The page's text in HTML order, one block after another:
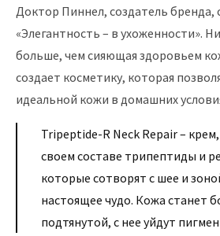
Доктор Пиннел, создатель бренда,
«Элегантность – в ухоженности».
больше, чем сияющая здоровьем
создает косметику, которая
идеальной кожи в домашних
Tripeptide-R Neck Repair –
своем составе трипептиды и
которые сотворят с шее и
настоящее чудо. Кожа станет
подтянутой, с нее уйдут